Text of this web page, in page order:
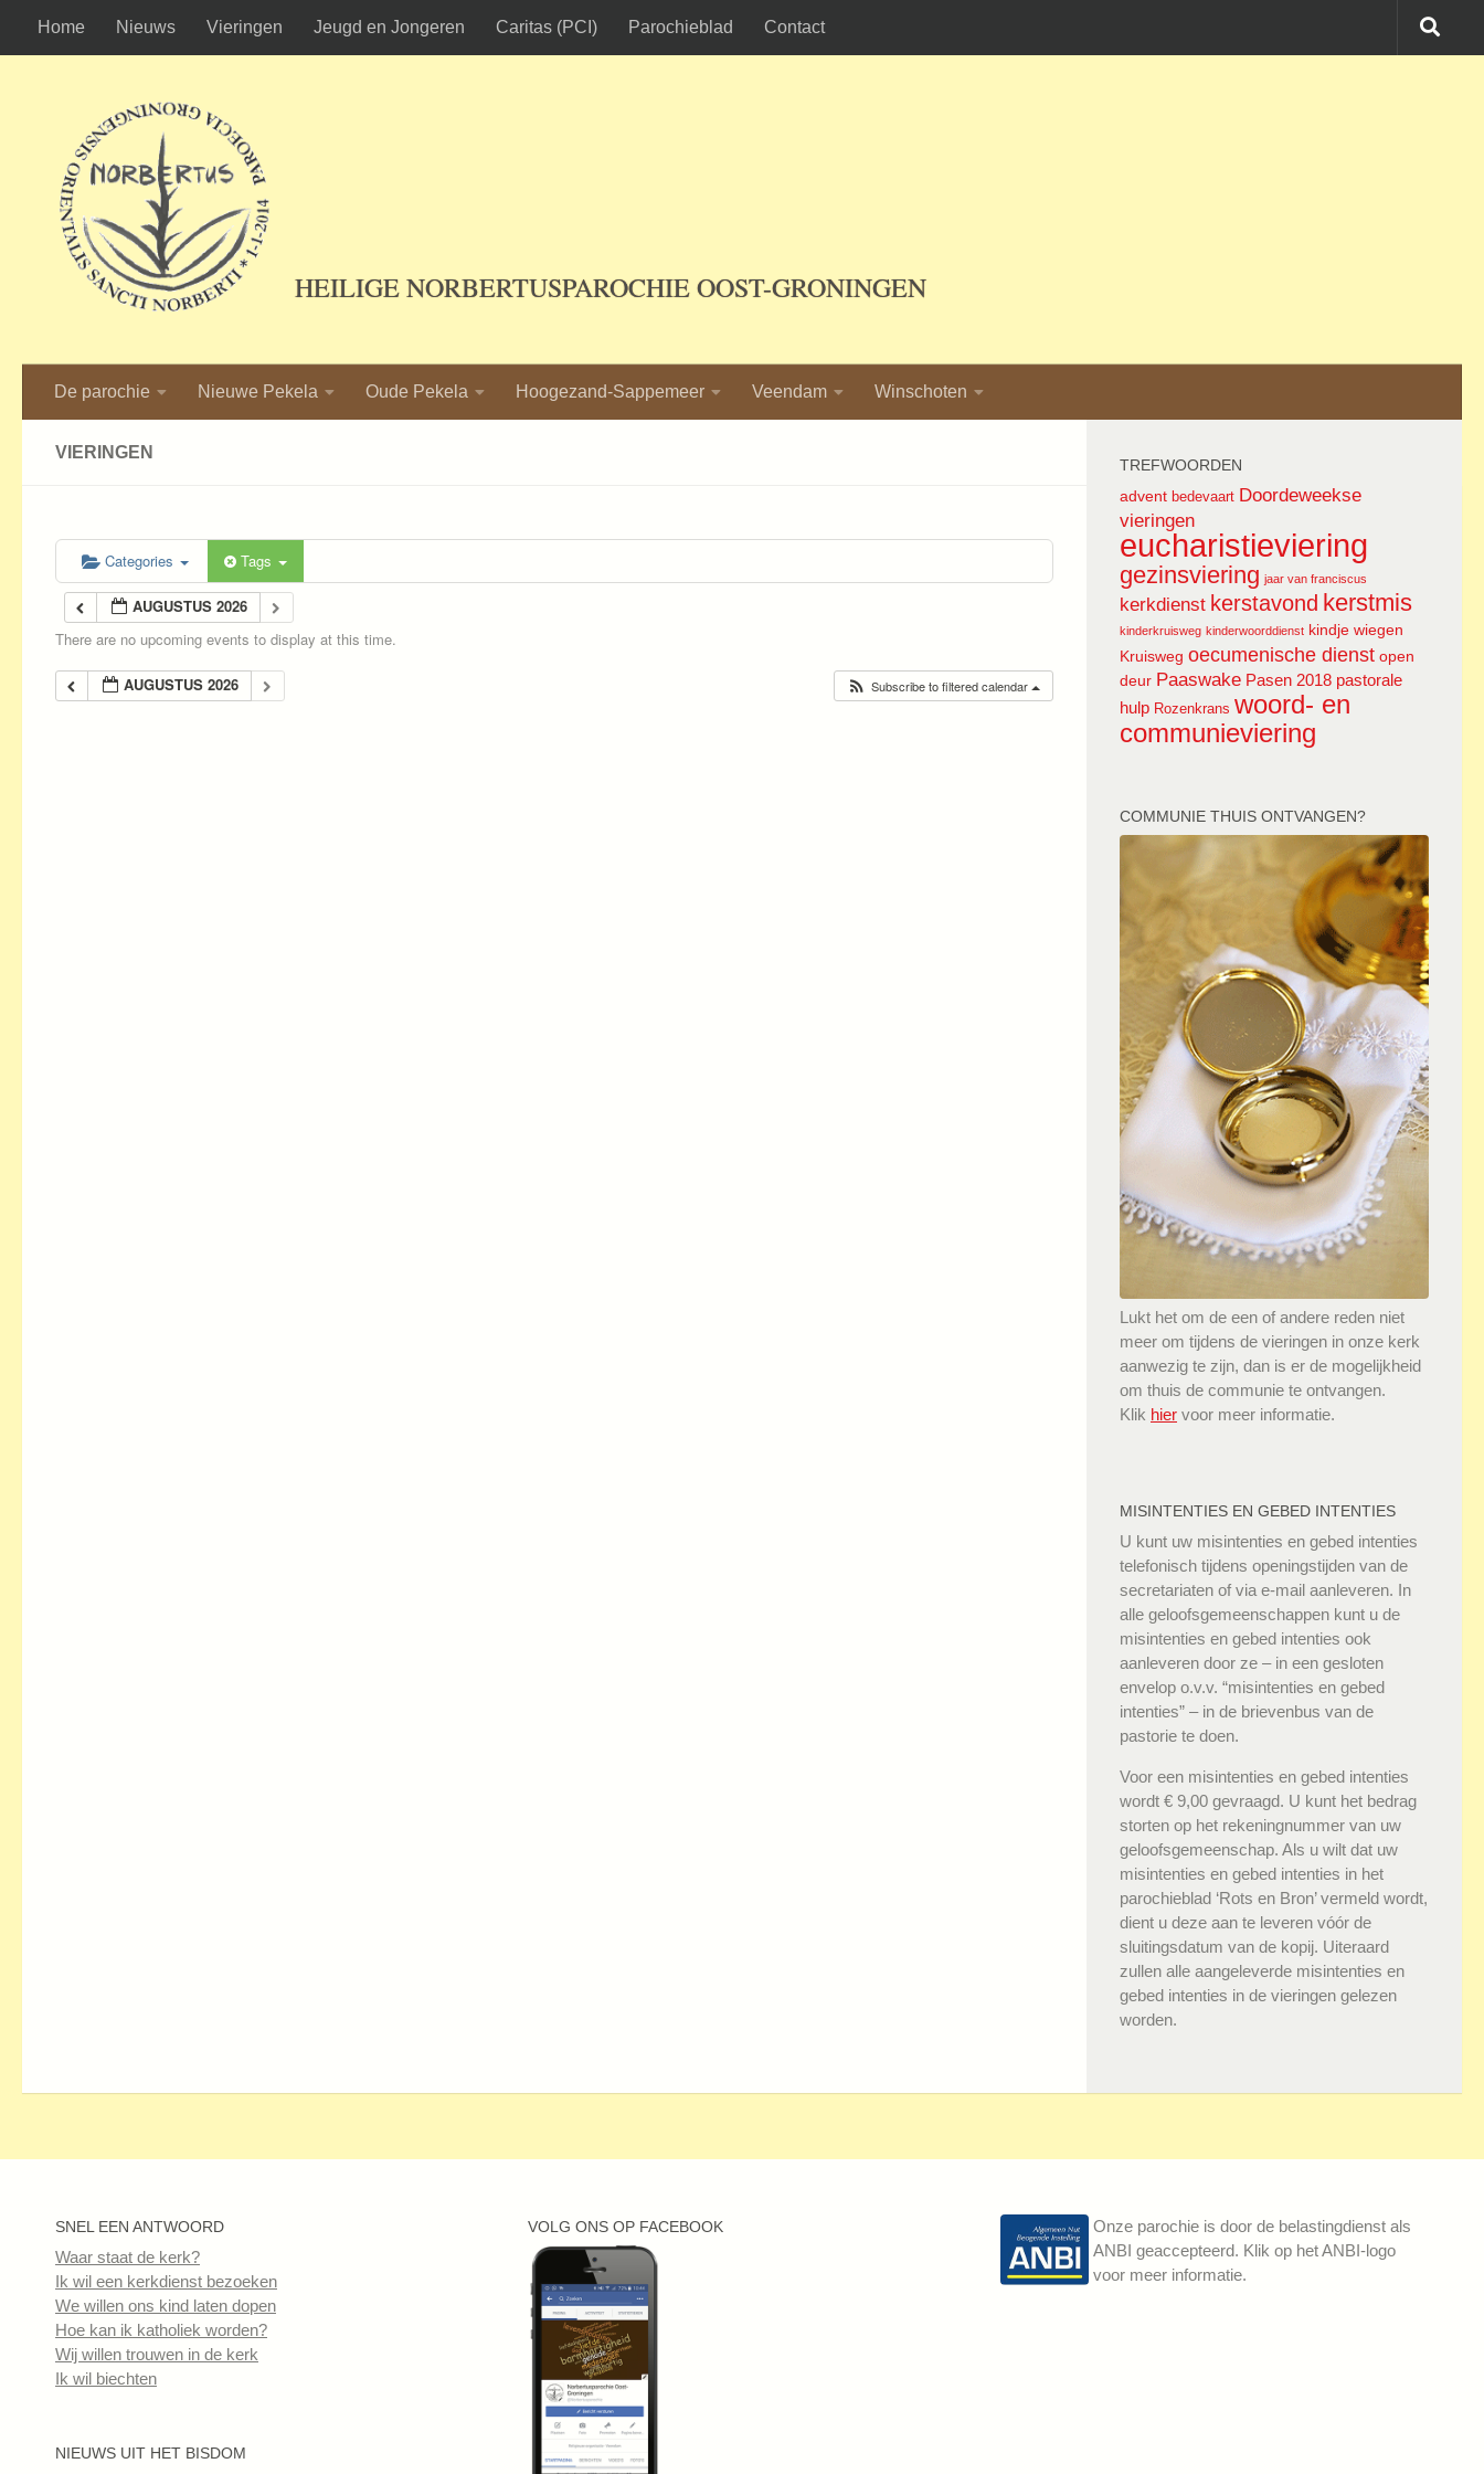
Ga naar de inhoud
Home Nieuws Vieringen Jeugd en Jongeren Caritas (PCI) Parochieblad Contact
HEILIGE NORBERTUSPAROCHIE OOST-GRONINGEN
De parochie Nieuwe Pekela Oude Pekela Hoogezand-Sappemeer Veendam Winschoten
VIERINGEN
Categories Tags
AUGUSTUS 2026
There are no upcoming events to display at this time.
AUGUSTUS 2026 Subscribe to filtered calendar
TREFWOORDEN
advent bedevaart Doordeweekse
vieringen
eucharistieviering
gezinsviering jaar van franciscus
kerkdienst kerstavond kerstmis
kinderkruisweg kinderwoorddienst kindje wiegen
Kruisweg oecumenische dienst open
deur Paaswake Pasen 2018 pastorale
hulp Rozenkrans woord- en
communieviering
COMMUNIE THUIS ONTVANGEN?
Lukt het om de een of andere reden niet
meer om tijdens de vieringen in onze kerk
aanwezig te zijn, dan is er de mogelijkheid
om thuis de communie te ontvangen.
Klik hier voor meer informatie.
MISINTENTIES EN GEBED INTENTIES
U kunt uw misintenties en gebed intenties
telefonisch tijdens openingstijden van de
secretariaten of via e-mail aanleveren. In
alle geloofsgemeenschappen kunt u de
misintenties en gebed intenties ook
aanleveren door ze – in een gesloten
envelop o.v.v. “misintenties en gebed
intenties” – in de brievenbus van de
pastorie te doen.
Voor een misintenties en gebed intenties
wordt € 9,00 gevraagd. U kunt het bedrag
storten op het rekeningnummer van uw
geloofsgemeenschap. Als u wilt dat uw
misintenties en gebed intenties in het
parochieblad ‘Rots en Bron’ vermeld wordt,
dient u deze aan te leveren vóór de
sluitingsdatum van de kopij. Uiteraard
zullen alle aangeleverde misintenties en
gebed intenties in de vieringen gelezen
worden.
SNEL EEN ANTWOORD
Waar staat de kerk?
Ik wil een kerkdienst bezoeken
We willen ons kind laten dopen
Hoe kan ik katholiek worden?
Wij willen trouwen in de kerk
Ik wil biechten
NIEUWS UIT HET BISDOM
VOLG ONS OP FACEBOOK
Onze parochie is door de belastingdienst als
ANBI geaccepteerd. Klik op het ANBI-logo
voor meer informatie.